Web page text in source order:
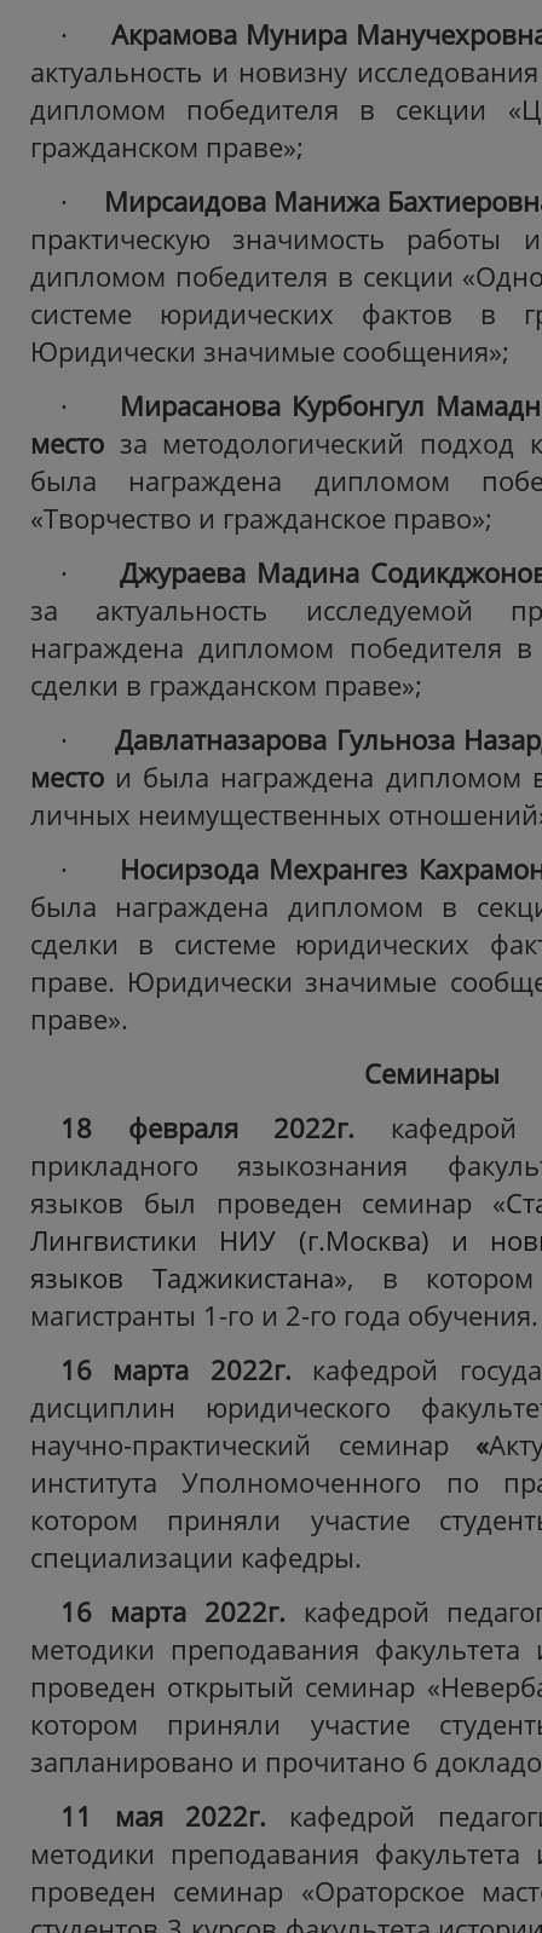
· Акрамова Мунира
актуальность и новизну
дипломом победителя в секции
гражданском праве»;
· Мирсаидова Манижа
практическую значимость работы
дипломом победителя в секции
системе юридических фактов в
Юридически значимые сообщения»;
· Мирасанова Курбонгул
место за методологический подход
была награждена дипломом
«Творчество и гражданское право»;
·Джураева Мадина
за актуальность исследуемой
награждена дипломом победителя
сделки в гражданском праве»;
· Давлатназарова Гульноза
место и была награждена дипломом
личных неимущественных
· Носирзода Мехрангез
была награждена дипломом в
сделки в системе юридических
праве. Юридически значимые
праве».
Семинары
18 февраля 2022г. кафедрой
прикладного языкознания
языков был проведен семинар «
Лингвистики НИУ (г.Москва) и
языков Таджикистана», в котором
магистранты 1-го и 2-го года обучения.
16 марта 2022г. кафедрой
дисциплин юридического
научно-практический семинар «
института Уполномоченного по
котором приняли участие
специализации кафедры.
16 марта 2022г. кафедрой
методики преподавания
проведен открытый семинар
котором приняли участие
запланировано и прочитано 6
11 мая 2022г. кафедрой
методики преподавания
проведен семинар «Ораторское